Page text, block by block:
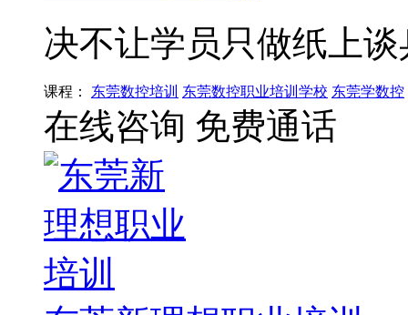
决不让学员只做纸上
课程： 东莞数控培训 东莞数控职业培训学校 东莞学数控
在线咨询 免费通话